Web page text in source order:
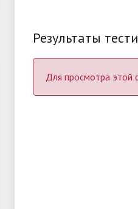
специальностей
Результаты
Для просмотра этой